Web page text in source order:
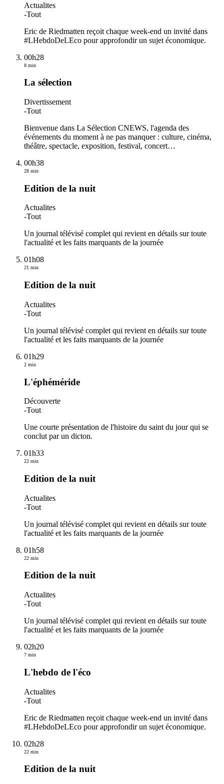
Actualites
-Tout
Eric de Riedmatten reçoit chaque week-end un invité dans
#LHebdoDeLEco pour approfondir un sujet économique.
00h28
8 min
La sélection
Divertissement
-Tout
Bienvenue dans La Sélection CNEWS, l'agenda des
événements du moment à ne pas manquer : culture, cinéma,
théâtre, spectacle, exposition, festival, concert…
00h38
28 min
Edition de la nuit
Actualites
-Tout
Un journal télévisé complet qui revient en détails sur toute
l'actualité et les faits marquants de la journée
01h08
21 min
Edition de la nuit
Actualites
-Tout
Un journal télévisé complet qui revient en détails sur toute
l'actualité et les faits marquants de la journée
01h29
2 min
L'éphéméride
Découverte
-Tout
Une courte présentation de l'histoire du saint du jour qui se
conclut par un dicton.
01h33
22 min
Edition de la nuit
Actualites
-Tout
Un journal télévisé complet qui revient en détails sur toute
l'actualité et les faits marquants de la journée
01h58
22 min
Edition de la nuit
Actualites
-Tout
Un journal télévisé complet qui revient en détails sur toute
l'actualité et les faits marquants de la journée
02h20
7 min
L'hebdo de l'éco
Actualites
-Tout
Eric de Riedmatten reçoit chaque week-end un invité dans
#LHebdoDeLEco pour approfondir un sujet économique.
02h28
22 min
Edition de la nuit